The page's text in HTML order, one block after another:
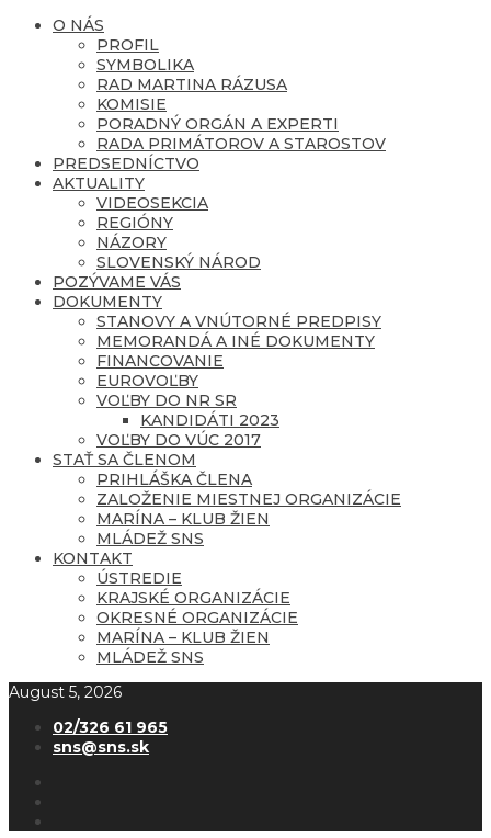
O NÁS
PROFIL
SYMBOLIKA
RAD MARTINA RÁZUSA
KOMISIE
PORADNÝ ORGÁN A EXPERTI
RADA PRIMÁTOROV A STAROSTOV
PREDSEDNÍCTVO
AKTUALITY
VIDEOSEKCIA
REGIÓNY
NÁZORY
SLOVENSKÝ NÁROD
POZÝVAME VÁS
DOKUMENTY
STANOVY A VNÚTORNÉ PREDPISY
MEMORANDÁ A INÉ DOKUMENTY
FINANCOVANIE
EUROVOĽBY
VOĽBY DO NR SR
KANDIDÁTI 2023
VOĽBY DO VÚC 2017
STAŤ SA ČLENOM
PRIHLÁŠKA ČLENA
ZALOŽENIE MIESTNEJ ORGANIZÁCIE
MARÍNA – KLUB ŽIEN
MLÁDEŽ SNS
KONTAKT
ÚSTREDIE
KRAJSKÉ ORGANIZÁCIE
OKRESNÉ ORGANIZÁCIE
MARÍNA – KLUB ŽIEN
MLÁDEŽ SNS
August 5, 2026
02/326 61 965
sns@sns.sk